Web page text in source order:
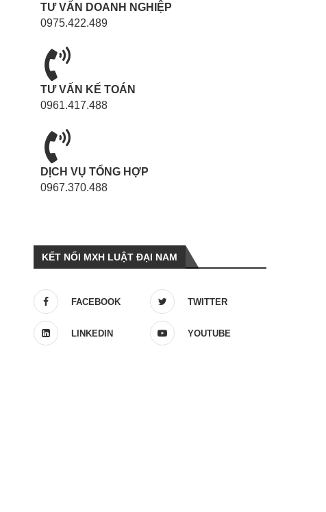
TƯ VẤN DOANH NGHIỆP
0975.422.489
TƯ VẤN KẾ TOÁN
0961.417.488
DỊCH VỤ TỔNG HỢP
0967.370.488
KẾT NỐI MXH LUẬT ĐẠI NAM
FACEBOOK TWITTER
LINKEDIN YOUTUBE